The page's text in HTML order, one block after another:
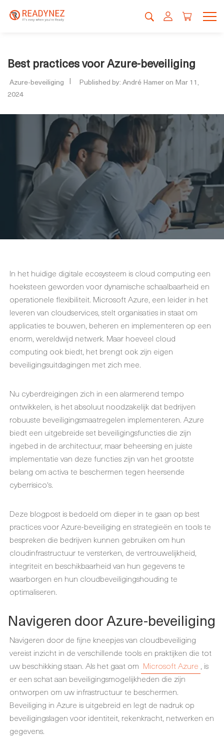
Best practices voor Azure-beveiliging
Azure-beveiliging
Published by: André Hamer on Mar 11,
2024
In het huidige digitale ecosysteem is cloud computing een
hoeksteen geworden voor dynamische schaalbaarheid en
operationele flexibiliteit. Microsoft Azure, een leider in het
leveren van cloudservices, stelt organisaties in staat om
applicaties te bouwen, beheren en implementeren op een
enorm, wereldwijd netwerk. Maar hoeveel cloud
computing ook biedt, het brengt ook zijn eigen
beveiligingsuitdagingen met zich mee.
Nu cyberdreigingen zich in een alarmerend tempo
ontwikkelen, is het absoluut noodzakelijk dat bedrijven
robuuste beveiligingsmaatregelen implementeren. Azure
biedt een uitgebreide set beveiligingsfuncties die zijn
ingebed in de architectuur, maar beheersing en juiste
implementatie van deze functies zijn van het grootste
belang om activa te beschermen tegen heersende
cyberrisico's.
Deze blogpost is bedoeld om dieper in te gaan op best
practices voor Azure-beveiliging en strategieën en tools te
bespreken die bedrijven kunnen gebruiken om hun
cloudinfrastructuur te versterken, de vertrouwelijkheid,
integriteit en beschikbaarheid van hun gegevens te
waarborgen en hun cloudbeveiligingshouding te
optimaliseren.
Navigeren door Azure-beveiliging
Navigeren door de fijne kneepjes van cloudbeveiliging
vereist inzicht in de verschillende tools en praktijken die tot
uw beschikking staan. Als het gaat om Microsoft Azure , is
er een schat aan beveiligingsmogelijkheden die zijn
ontworpen om uw infrastructuur te beschermen.
Beveiliging in Azure is uitgebreid en legt de nadruk op
beveiligingslagen voor identiteit, rekenkracht, netwerken en
gegevens.